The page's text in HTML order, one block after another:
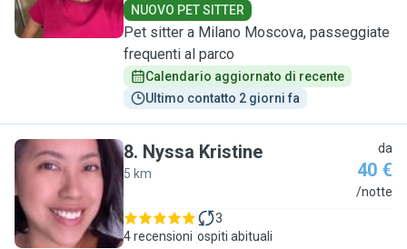
NUOVO PET SITTER
Pet sitter a Milano Moscova, passeggiate
frequenti al parco
Calendario aggiornato di recente
Ultimo contatto 2 giorni fa
N
8. Nyssa Kristine
5 km
da
40 €
/notte
4 recensioni
3
ospiti abituali